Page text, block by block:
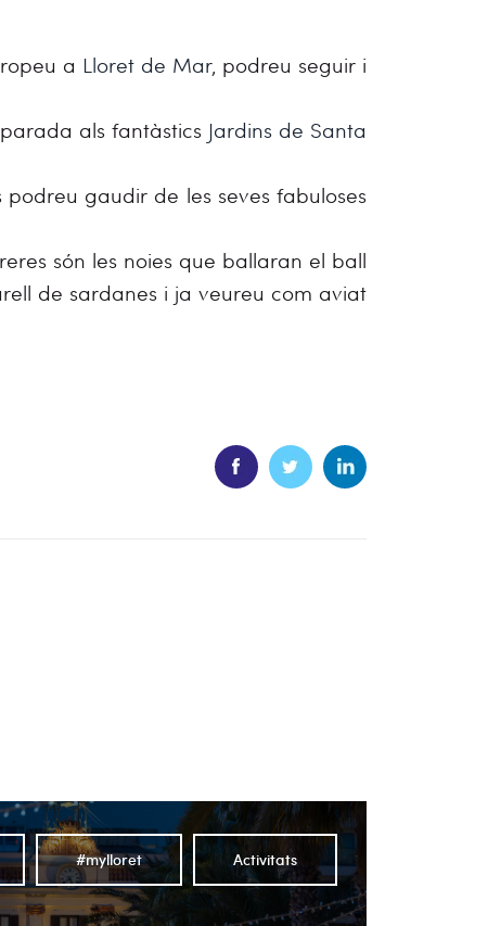
a Lloret de Mar, podreu seguir i
als fantàstics Jardins de Santa
gaudir de les seves fabuloses
són les noies que ballaran el ball
de sardanes i ja veureu com aviat
Activitats
#mylloret